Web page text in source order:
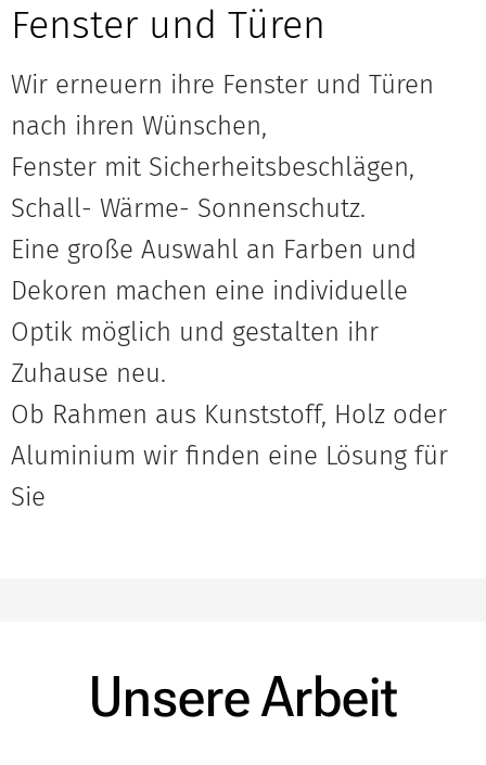
Fenster und Türen
Wir erneuern ihre Fenster und Türen
nach ihren Wünschen,
Fenster mit Sicherheitsbeschlägen,
Schall- Wärme- Sonnenschutz.
Eine große Auswahl an Farben und
Dekoren machen eine individuelle
Optik möglich und gestalten ihr
Zuhause neu.
Ob Rahmen aus Kunststoff, Holz oder
Aluminium wir finden eine Lösung für
Sie
UnsereArbeit